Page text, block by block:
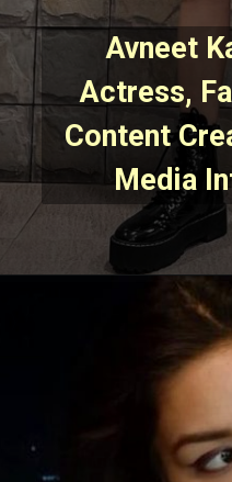
Avneet
Actress,
Content
Media